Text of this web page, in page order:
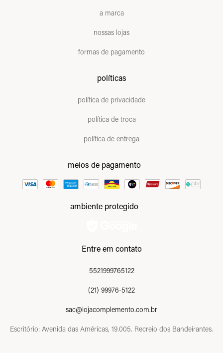
a marca
nossas lojas
formas de pagamento
políticas
política de privacidade
política de troca
política de entrega
meios de pagamento
ambiente protegido
Entre em contato
5521999765122
(21) 99976-5122
sac@lojacomplemento.com.br
Escritório: Avenida das Américas, 19.005. Recreio dos Bandeirantes.